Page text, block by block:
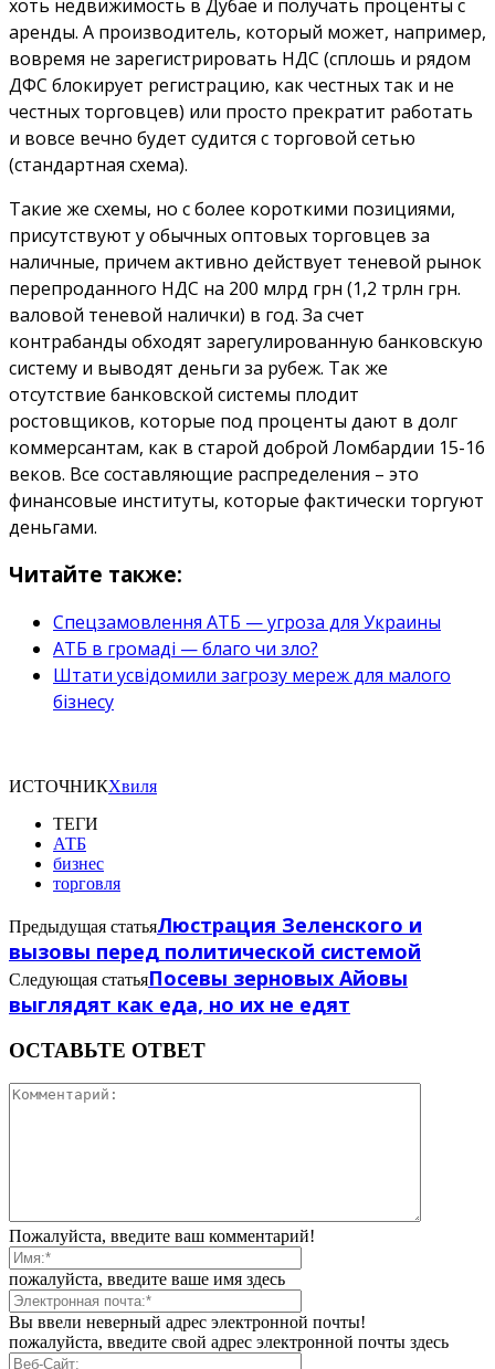
хоть недвижимость в Дубае и получать проценты с
аренды. А производитель, который может, например,
вовремя не зарегистрировать НДС (сплошь и рядом
ДФС блокирует регистрацию, как честных так и не
честных торговцев) или просто прекратит работать
и вовсе вечно будет судится с торговой сетью
(стандартная схема).
Такие же схемы, но с более короткими позициями,
присутствуют у обычных оптовых торговцев за
наличные, причем активно действует теневой рынок
перепроданного НДС на 200 млрд грн (1,2 трлн грн.
валовой теневой налички) в год. За счет
контрабанды обходят зарегулированную банковскую
систему и выводят деньги за рубеж. Так же
отсутствие банковской системы плодит
ростовщиков, которые под проценты дают в долг
коммерсантам, как в старой доброй Ломбардии 15-16
веков. Все составляющие распределения – это
финансовые институты, которые фактически торгуют
деньгами.
Читайте также:
Спецзамовлення АТБ — угроза для Украины
АТБ в громаді — благо чи зло?
Штати усвідомили загрозу мереж для малого
бізнесу
ИСТОЧНИКХвиля
ТЕГИ
АТБ
бизнес
торговля
Предыдущая статьяЛюстрация Зеленского и
вызовы перед политической системой
Следующая статьяПосевы зерновых Айовы
выглядят как еда, но их не едят
ОСТАВЬТЕ ОТВЕТ
Пожалуйста, введите ваш комментарий!
пожалуйста, введите ваше имя здесь
Вы ввели неверный адрес электронной почты!
пожалуйста, введите свой адрес электронной почты здесь